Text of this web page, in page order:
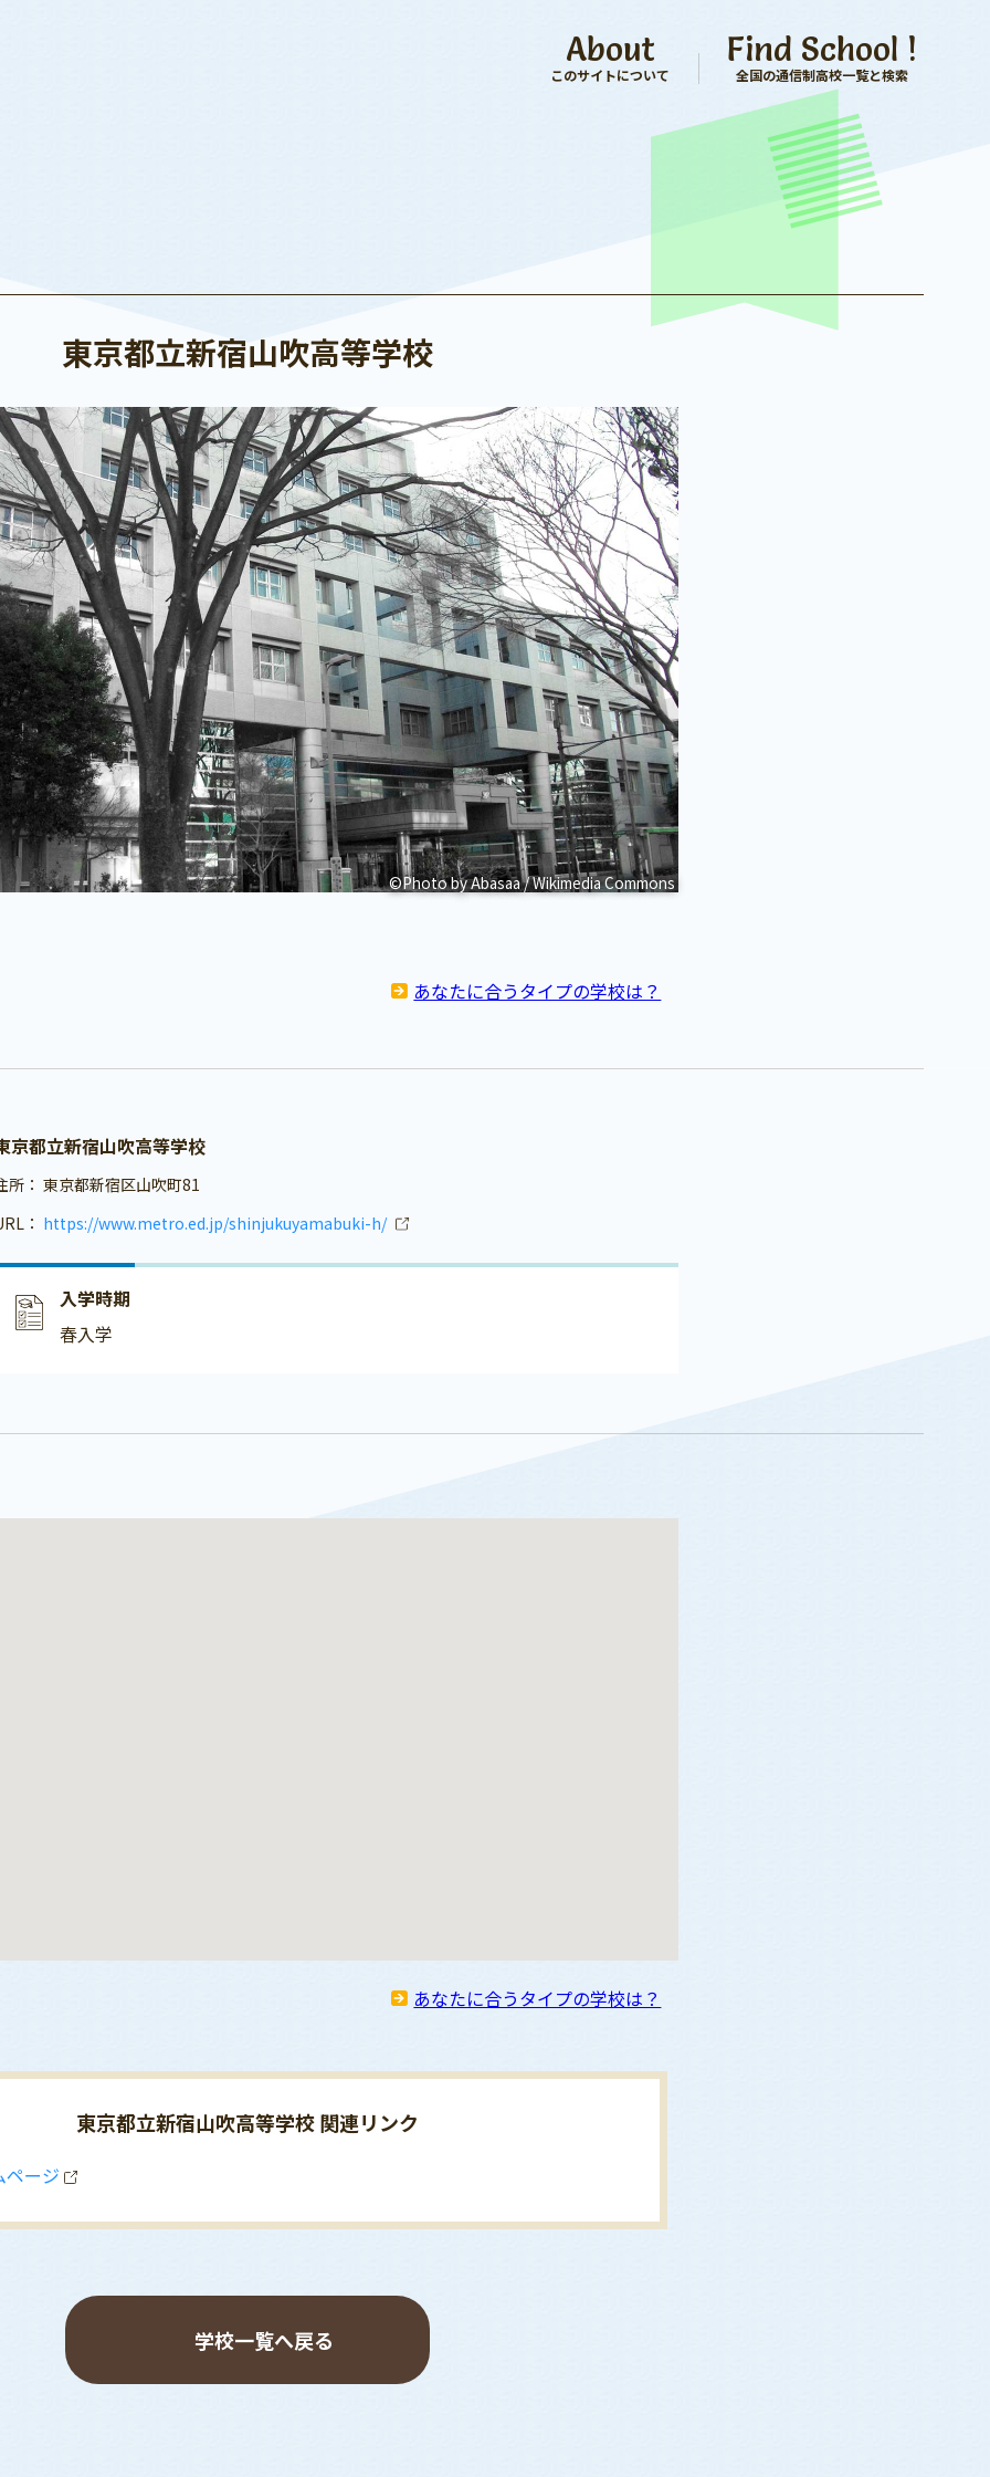
About
このサイトについて
Find School !
全国の通信制高校一覧と検索
東京都立新宿山吹高等学校
©Photo by Abasaa / Wikimedia Commons
あなたに合うタイプの学校は？
京都立新宿山吹高等学校
所： 東京都新宿区山吹町81
： https://www.metro.ed.jp/shinjukuyamabuki-h/
入学時期
春入学
あなたに合うタイプの学校は？
東京都立新宿山吹高等学校 関連リンク
ページ
学校一覧へ戻る